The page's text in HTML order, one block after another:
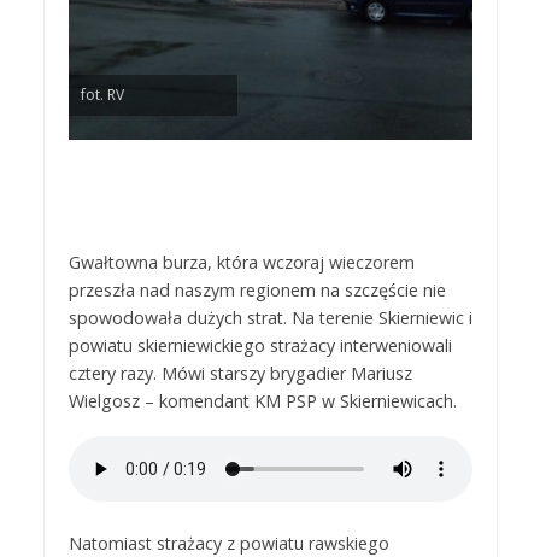
fot. RV
Gwałtowna burza, która wczoraj wieczorem
przeszła nad naszym regionem na szczęście nie
spowodowała dużych strat. Na terenie Skierniewic i
powiatu skierniewickiego strażacy interweniowali
cztery razy. Mówi starszy brygadier Mariusz
Wielgosz – komendant KM PSP w Skierniewicach.
Natomiast strażacy z powiatu rawskiego